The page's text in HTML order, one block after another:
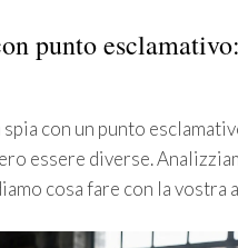
punto
spia con un punto
essere diverse.
cosa fare con la vostra